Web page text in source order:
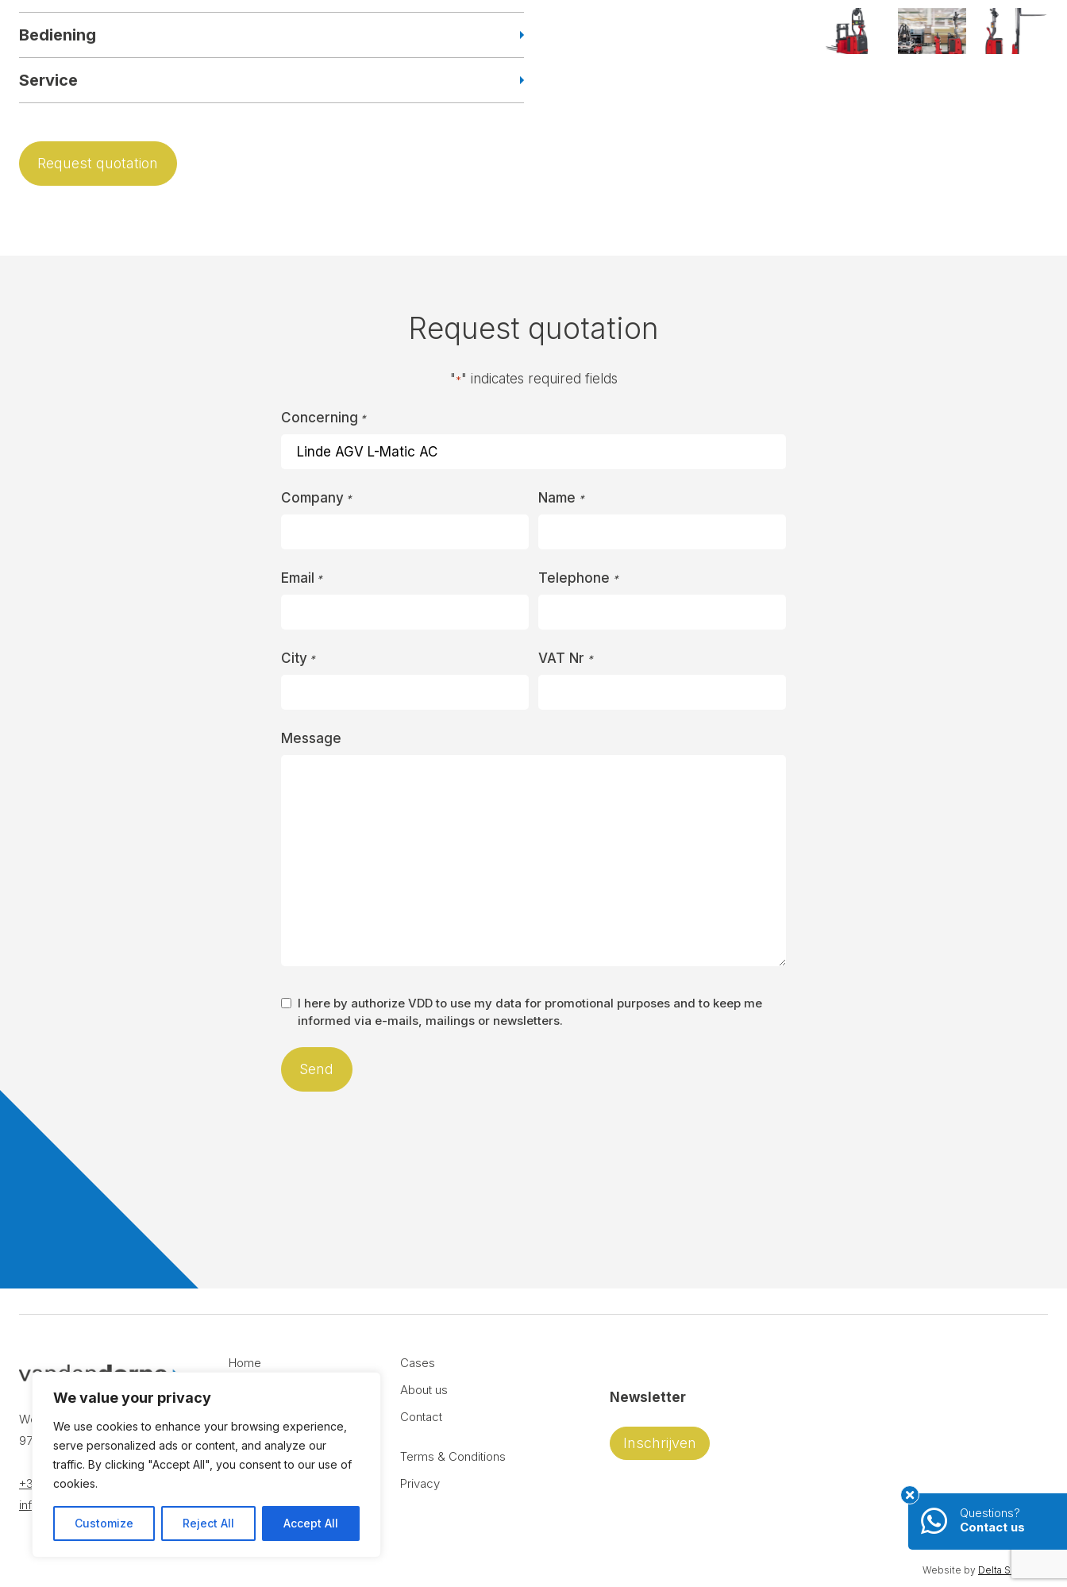
We value your privacy
We use cookies to enhance your browsing experience,
serve personalized ads or content, and analyze our
traffic. By clicking "Accept All", you consent to our use of
cookies.
Customize Reject All Accept All
Questions?
Contact us
Bediening
Service
Request quotation
Request quotation
"*" indicates required fields
Concerning *
Company * Name *
Email * Telephone *
City * VAT Nr *
Message
Authorisation
*
I here by authorize VDD to use my data for promotional purposes and to keep me
informed via e-mails, mailings or newsletters.
Westerring 7
9700 Oudenaarde
+32 (0)55 23 20 00
info@vdd.be
Home
Rental
Solutions
Cases
About us
Contact
Terms & Conditions
Privacy
Newsletter
Inschrijven
Website by Delta Solutions